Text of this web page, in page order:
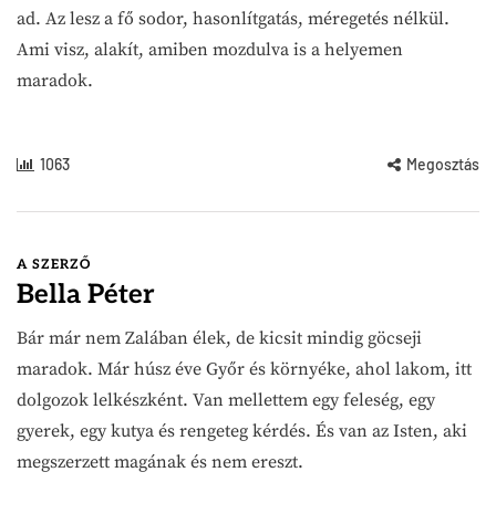
ad. Az lesz a fő sodor, hasonlítgatás, méregetés nélkül.
Ami visz, alakít, amiben mozdulva is a helyemen
maradok.
1063 Megosztás
A SZERZŐ
Bella Péter
Bár már nem Zalában élek, de kicsit mindig göcseji
maradok. Már húsz éve Győr és környéke, ahol lakom, itt
dolgozok lelkészként. Van mellettem egy feleség, egy
gyerek, egy kutya és rengeteg kérdés. És van az Isten, aki
megszerzett magának és nem ereszt.